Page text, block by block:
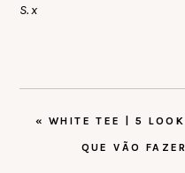
S. x
POST
« WHITE TEE | 5
QUE VÃO